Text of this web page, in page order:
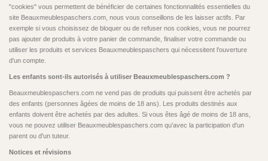
"cookies" vous permettent de bénéficier de certaines fonctionnalités essentielles du
site Beauxmeublespaschers.com, nous vous conseillons de les laisser actifs. Par
exemple si vous choisissez de bloquer ou de refuser nos cookies, vous ne pourrez
pas ajouter de produits à votre panier de commande, finaliser votre commande ou
utiliser les produits et services Beauxmeublespaschers qui nécessitent l'ouverture
d'un compte.
Les enfants sont-ils autorisés à utiliser Beauxmeublespaschers.com ?
Beauxmeublespaschers.com ne vend pas de produits qui puissent être achetés par
des enfants (personnes âgées de moins de 18 ans). Les produits destinés aux
enfants doivent être achetés par des adultes. Si vous êtes âgé de moins de 18 ans,
vous ne pouvez utiliser Beauxmeublespaschers.com qu'avec la participation d'un
parent ou d'un tuteur.
Notices et révisions